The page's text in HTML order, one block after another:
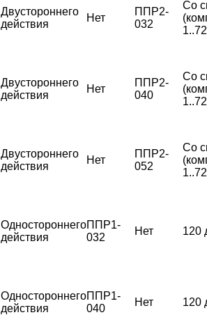
Двустороннего
действия
Нет
ППР2-
032
Со
Двустороннего
действия
Нет
ППР2-
040
Со
Двустороннего
действия
Нет
ППР2-
052
Со
Одностороннего
действия
ППР1-
032
Нет 120
Одностороннего
действия
ППР1-
040
Нет 120